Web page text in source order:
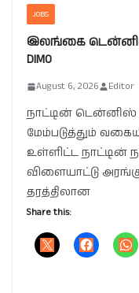
JOBS
இலங்கை
DIMO
August 6, 2026 Editor
நாட்டின்
மேம்படுத்தும்
உள்ளிட்ட நாட்டின்
விளையாட்டு
தரத்திலான
Share this: